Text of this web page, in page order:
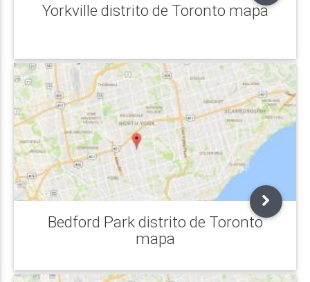
Yorkville distrito de Toronto mapa
Bedford Park distrito de Toronto
mapa